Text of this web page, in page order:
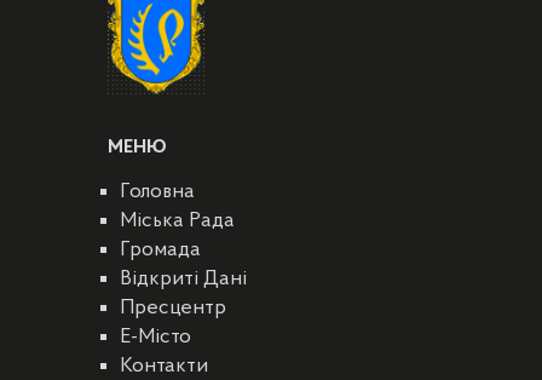
МЕНЮ
Головна
Міська Рада
Громада
Відкриті Дані
Пресцентр
E-Місто
Контакти